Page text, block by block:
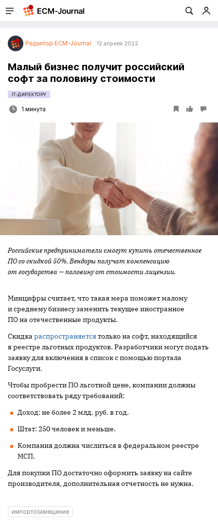
Редактор ECM-Journal 12 апреля 2022
Малый бизнес получит российский
софт за половину стоимости
IT-ДИРЕКТОРУ
1 минута
Российские предприниматели смогут купить отечественное
ПО со скидкой 50%. Вендоры получат компенсацию
от государства — половину от стоимости лицензии.
Минцифры считает, что такая мера поможет малому
и среднему бизнесу заменить текущее иностранное
ПО на отечественные продукты.
Скидка распространяетсятолько на софт, находящийся
в реестре льготных продуктов. Разработчики могут подать
заявку для включения в список с помощью портала
Госуслуги.
Чтобы пробрести ПО льготной цене, компании должны
соответствовать ряду требований:
Доход: не более 2 млд. руб. в год.
Штат: 250 человек и меньше.
Компания должна числиться в федеральном реестре
МСП.
Для покупки ПО достаточно оформить заявку на сайте
производителя, дополнительная отчетность не нужна.
импортозамещение